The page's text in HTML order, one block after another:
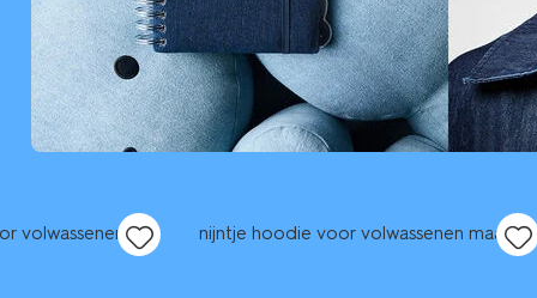
volwassenen
nijntje hoodie voor volwassenen maat M